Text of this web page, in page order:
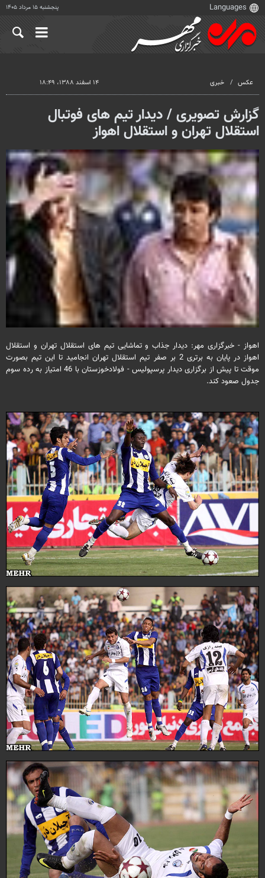
پنجشنبه ۱۵ مرداد ۱۴۰۵
عکس خبری ۱۴ اسفند ۱۳۸۸، ۱۸:۴۹
گزارش تصویری / دیدار تیم های فوتبال
استقلال تهران و استقلال اهواز
اهواز - خبرگزاری مهر: دیدار جذاب و تماشایی تیم های استقلال تهران و استقلال
اهواز در پایان به برتری 2 بر صفر تیم استقلال تهران انجامید تا این تیم بصورت
موقت تا پیش از برگزاری دیدار پرسپولیس - فولادخوزستان با 46 امتیاز به رده سوم
جدول صعود کند.